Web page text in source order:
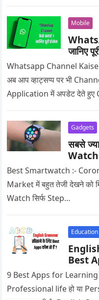
Mobile
जानिए
Whatsapp Channel
अब आप व्हाट्सप्प पर भी
Application में अपडेट देते हुए
Gadgets
सबसे
Watch
Best Smartwatch :-
Market में बहुत तेजी देखने को
Watch सिर्फ Step…
Education
Best
9 Best Apps for
Professional life हो या